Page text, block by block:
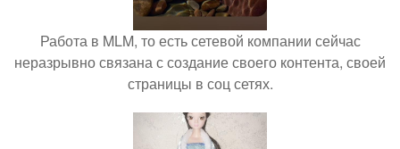
Работа в MLM, то есть сетевой компании сейчас
неразрывно связана с создание своего контента, своей
страницы в соц сетях.